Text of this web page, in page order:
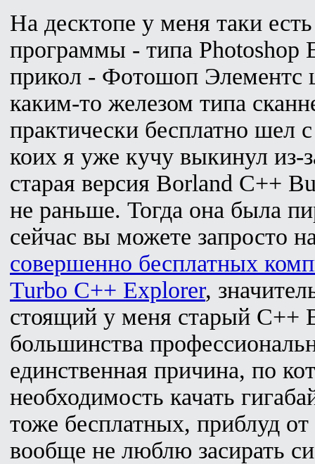
На десктопе у меня таки
программы - типа Photoshop
прикол - Фотошоп Элементс
каким-то железом типа
практически бесплатно шел
коих я уже кучу выкинул из-
старая версия Borland C++
не раньше. Тогда она была
сейчас вы можете запросто
совершенно бесплатных
Turbo C++ Explorer,
стоящий у меня старый C++
большинства
единственная причина, по
необходимость качать
тоже бесплатных, приблуд
вообще не люблю засирать